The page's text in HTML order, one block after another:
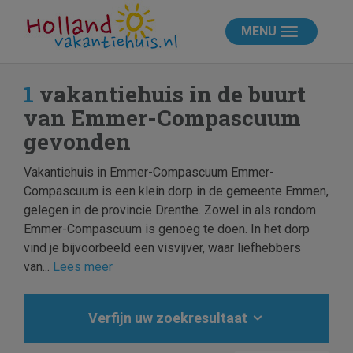
MENU
1 vakantiehuis in de buurt
van Emmer-Compascuum
gevonden
Vakantiehuis in Emmer-Compascuum Emmer-
Compascuum is een klein dorp in de gemeente Emmen,
gelegen in de provincie Drenthe. Zowel in als rondom
Emmer-Compascuum is genoeg te doen. In het dorp
vind je bijvoorbeeld een visvijver, waar liefhebbers
van... Lees meer
Verfijn uw zoekresultaat